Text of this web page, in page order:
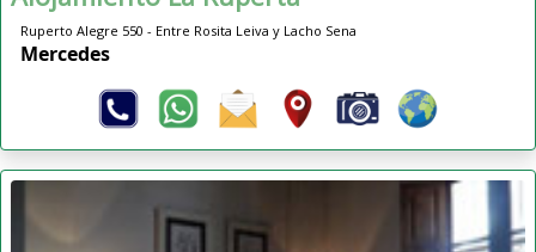
Ruperto Alegre 550 - Entre Rosita Leiva y Lacho Sena
Mercedes